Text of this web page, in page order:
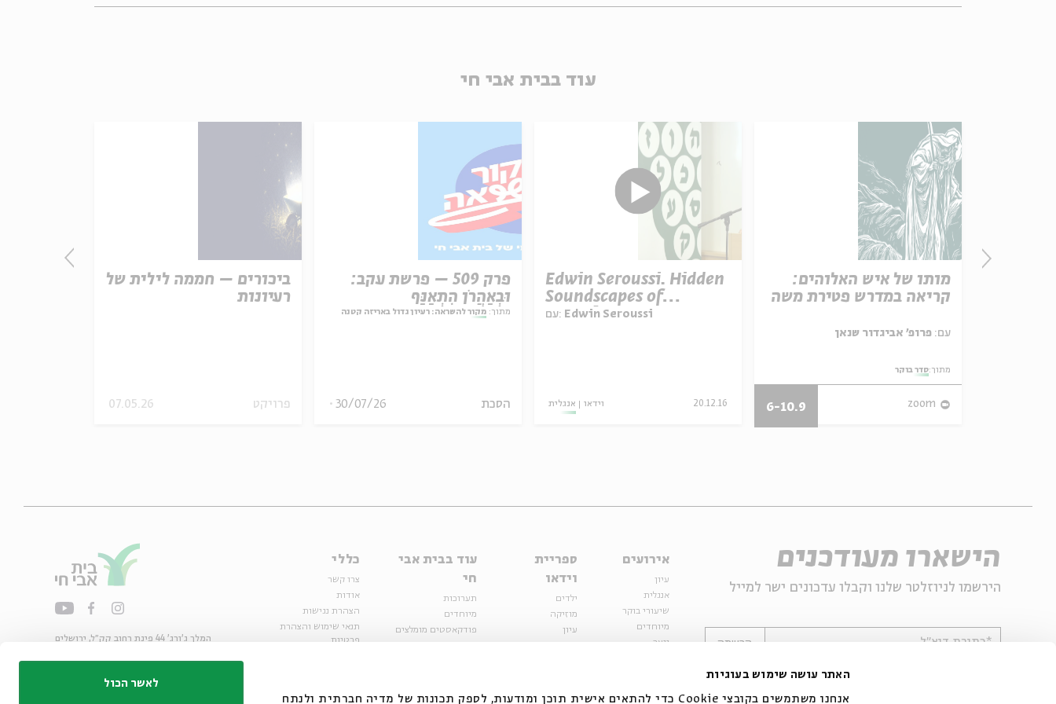
האתר עושה שימוש בעוגיות
אנחנו משתמשים בקובצי Cookie כדי להתאים אישית תוכן ומודעות, לספק תכונות של מדיה חברתית ולנתח
לאשר הכול
עוד בבית אבי חי
ביכורים – חממה לילית של
רעיונות
פרויקט 07.05.26
פרק 509 – פרשת עקב:
וּבְאַהֲרֹן הִתְאַנַּף
מתוך: מקור להשראה: רעיון גדול באריזה קטנה
הסכת 30/07/26
Edwin Seroussi. Hidden
Soundscapes of
Jerusalem
עם: Edwin Seroussi
אנגלית וידאו 20.12.16
מותו של איש האלוהים:
קריאה במדרש פטירת משה
עם:
מתוך:סדר בוקר
zoom
6-10.9
הישארו מעודכנים
הירשמו לניוזלטר שלנו וקבלו עדכונים ישר למייל
*כתובת דוא"ל הרשמה
אירועים
עיון
אנגלית
שיעורי בוקר
מיוחדים
נוער
ספריית
וידאו
ילדים
מוזיקה
עיון
עוד בבית אבי
חי
תערוכות
מיוחדים
פודקאסטים מומלצים
כללי
צרו קשר
אודות
הצהרת נגישות
תנאי שימוש והצהרת
פרטיות
המלך ג'ורג' 44 פינת רחוב קק״ל, ירושלים